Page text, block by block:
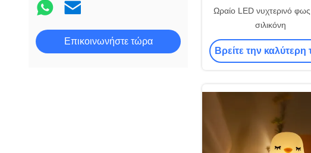
Επικοινωνήστε τώρα
Ωραίο LED νυχτερινό
σιλικόνη
Βρείτε την καλύτερη